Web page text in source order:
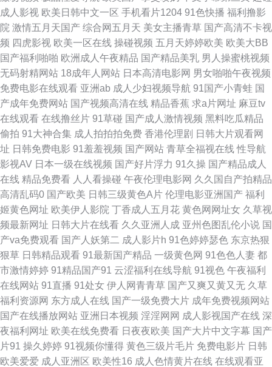
线上看 91婷婷射 亚洲成人有码 日韩草草草 美女红杏网站 黄色影片在线观看
福利视频三分钟 超碰91吃瓜 91视频正片 五月丁香大香蕉 欧美色中色电影 含
羞草网AV 性爱欧美成人 91精品86 亚洲国产va91 日韩影院黄色 内射91白虎
白丝 精品天天爽天天干 黑丝制服影院 韩国电影黑丝视频 第一福利视频 97资
源美女 欧美肏屄小视频 欧美另类第34页 黑丝美女后入观看 东方四虎 91影院
成人 综合成人性爱日韩 香蕉视频黄在线 日韩性交专区 久久机热99t 91大神
在线看 AV新视频 国产精品情侣自拍 福利导航偷拍亚洲 成人综合剧场 成人蝌
蚪 97超碰人妻自慰 爱豆传媒AV 操日本美女 97尤物超碰 超碰国产25 AV女资
源网址 91偷拍在线观看 中文字幕资源站 五月丁婷婷91 亚洲天堂无码播放 亚
洲Av色情网占 欧美性生话 五月天啪啪啪啪 午夜激情网址 午夜影院 瑟瑟网站
人妻第八页 网址导航免费看片 午夜熟女福利 三级性爱网 三色色欧美 日韩电
影高清完整 婷婷亚洲色 微拍啪啪啪 亚洲激情午夜丁香 97超碰在线人妻 99热
成人影视 欧美日韩中文一区 手机看片1204 91色快播 福利撸影
院 激情五月天国产 综合网五月天 美女主播青草 国产高清不卡视
频 四虎影视 欧美一区在线 操碰视频 五月天婷婷欧美 欧美大BB
国产福利啪啪 欧洲成人午夜精品 国产精品美乳 男人操蜜桃视频
无码射精网站 18成年人网站 日本高清电影网 男女啪啪午夜视频
免费电影在线观看 亚洲ab 成人少妇视频导航 91国产小青蛙 国
产成年免费网站 国产视频高清在线 精品香蕉 求a片网址 麻豆tv
在线观看 在线撸丝片 91草碰 国产成人激情视频 黑料吃瓜精品
偷拍 91大神合集 成人拍拍拍免费 香港伦理剧 日韩大片观看网
址 日韩免费电影 91羞羞视频 国产网站 青草全福视在线 性导航
影视AV 日本一级在线视频 国产好片浮力 91久操 国产精品成人
在线 精品免费看 人人看操碰 午夜伦理电影网 久久国自产拍精品
高清乱码0 国产欧美 日韩三级黄色A片 伦理电影亚洲国产 福利
姬黄色网址 欧美伊人影院 丁香成人五月花 黄色网网址女 久草视
频最新网址 日韩大片在线看 久久亚洲人成 亚州色图乱伦小说 国
产va免费观看 国产人妖第二 成人影片h 91色婷婷瑟色 东京热狠
狠草 日韩精品观看 91最新国产精品 一级黄色网 91色色人妻 都
市激情婷婷 91精品国产91 云涩福利在线导航 91视色 午夜福利
在线网站 91直播 91处女 伊人网青青草 国产又爽又黄又无 久草
福利资源网 东方成人在线 国产一级免费大片 成年免费视频网站
国产在线播放网站 亚洲日本视频 淫淫网网 成人影视国产在线 深
夜福利网址 欧美在线免费看 日夜夜欧美 国产大片中文字幕 国产
片91 操久婷婷 91视频你懂得 黄色三级片毛片 免费电影片 日韩
欧美爱爱 成人亚洲区 欧美性16 成人色情黄片在线 在线观看亚